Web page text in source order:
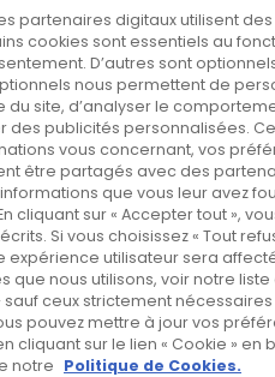
et
Power
de ses
du Groupe.
partenaires digitaux utilisent
cookies sont essentiels au
D’autres sont
nous permettent de
du site, d’analyser le
des publicités personnalisées.
vous concernant, vos
être partagés avec des
que vous leur avez
cliquant sur « Accepter tout »,
Si vous choisissez « Tout
expérience utilisateur sera
que nous utilisons, voir notre
ceux strictement
pouvez mettre à jour vos
cliquant sur le lien « Cookie » en
notre Politique de Cookies.